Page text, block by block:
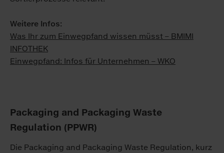
Weitere Infos:
Was Ihr zum Einwegpfand wissen müsst – BMIMI
INFOTHEK
Einwegpfand: Infos für Unternehmen – WKO
Packaging and Packaging Waste
Regulation (PPWR)
Die Packaging and Packaging Waste Regulation, kurz